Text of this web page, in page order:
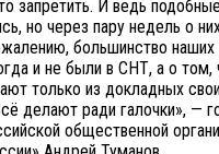
запретить. И ведь
но через пару недель о
большинство наших
и не были в СНТ, а о том,
только из докладных
делают ради галочки», —
общественной